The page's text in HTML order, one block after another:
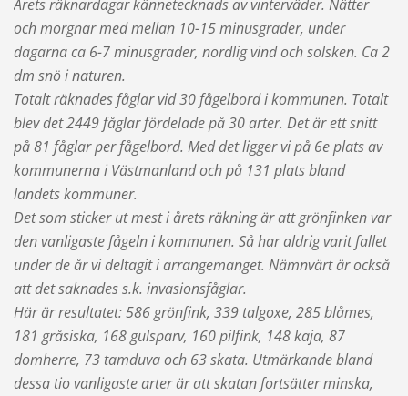
Årets räknardagar kännetecknads av vinterväder. Nätter
och morgnar med mellan 10-15 minusgrader, under
dagarna ca 6-7 minusgrader, nordlig vind och solsken. Ca 2
dm snö i naturen.
Totalt räknades fåglar vid 30 fågelbord i kommunen. Totalt
blev det 2449 fåglar fördelade på 30 arter. Det är ett snitt
på 81 fåglar per fågelbord. Med det ligger vi på 6e plats av
kommunerna i Västmanland och på 131 plats bland
landets kommuner.
Det som sticker ut mest i årets räkning är att grönfinken var
den vanligaste fågeln i kommunen. Så har aldrig varit fallet
under de år vi deltagit i arrangemanget. Nämnvärt är också
att det saknades s.k. invasionsfåglar.
Här är resultatet: 586 grönfink, 339 talgoxe, 285 blåmes,
181 gråsiska, 168 gulsparv, 160 pilfink, 148 kaja, 87
domherre, 73 tamduva och 63 skata. Utmärkande bland
dessa tio vanligaste arter är att skatan fortsätter minska,